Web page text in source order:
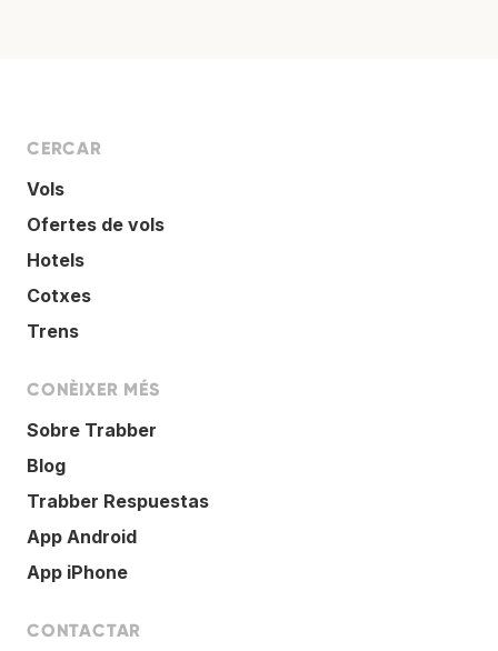
CERCAR
Vols
Ofertes de vols
Hotels
Cotxes
Trens
CONÈIXER MÉS
Sobre Trabber
Blog
Trabber Respuestas
App Android
App iPhone
CONTACTAR